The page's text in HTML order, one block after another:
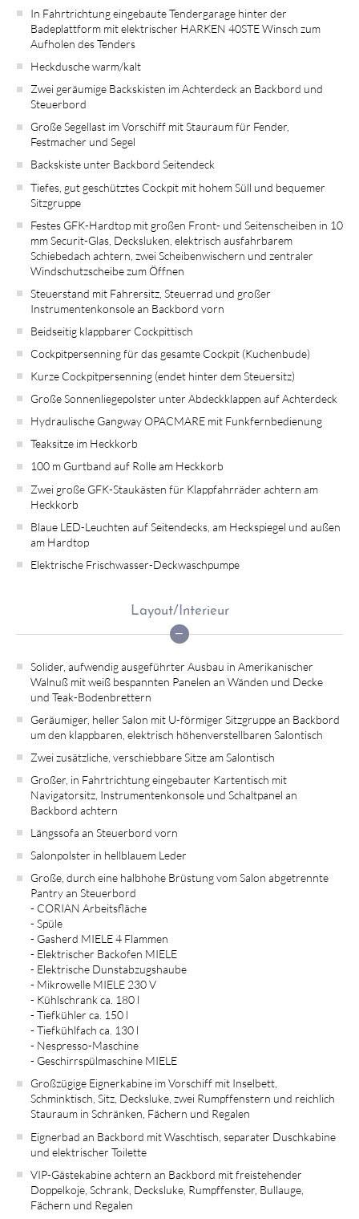
In Fahrtrichtung eingebaute Tendergarage hinter der
Badeplattform mit elektrischer HARKEN 40STE Winsch zum
Aufholen des Tenders
Heckdusche warm/kalt
Zwei geräumige Backskisten im Achterdeck an Backbord und
Steuerbord
Große Segellast im Vorschiff mit Stauraum für Fender,
Festmacher und Segel
Backskiste unter Backbord Seitendeck
Tiefes, gut geschütztes Cockpit mit hohem Süll und bequemer
Sitzgruppe
Festes GFK-Hardtop mit großen Front- und Seitenscheiben in 10
mm Securit-Glas, Decksluken, elektrisch ausfahrbarem
Schiebedach achtern, zwei Scheibenwischern und zentraler
Windschutzscheibe zum Öffnen
Steuerstand mit Fahrersitz, Steuerrad und großer
Instrumentenkonsole an Backbord vorn
Beidseitig klappbarer Cockpittisch
Cockpitpersenning für das gesamte Cockpit (Kuchenbude)
Kurze Cockpitpersenning (endet hinter dem Steuersitz)
Große Sonnenliegepolster unter Abdeckklappen auf Achterdeck
Hydraulische Gangway OPACMARE mit Funkfernbedienung
Teaksitze im Heckkorb
100 m Gurtband auf Rolle am Heckkorb
Zwei große GFK-Staukästen für Klappfahrräder achtern am
Heckkorb
Blaue LED-Leuchten auf Seitendecks, am Heckspiegel und außen
am Hardtop
Elektrische Frischwasser-Deckwaschpumpe
Layout/Interieur
Solider, aufwendig ausgeführter Ausbau in Amerikanischer
Walnuß mit weiß bespannten Panelen an Wänden und Decke
und Teak-Bodenbrettern
Geräumiger, heller Salon mit U-förmiger Sitzgruppe an Backbord
um den klappbaren, elektrisch höhenverstellbaren Salontisch
Zwei zusätzliche, verschiebbare Sitze am Salontisch
Großer, in Fahrtrichtung eingebauter Kartentisch mit
Navigatorsitz, Instrumentenkonsole und Schaltpanel an
Backbord achtern
Längssofa an Steuerbord vorn
Salonpolster in hellblauem Leder
Große, durch eine halbhohe Brüstung vom Salon abgetrennte
Pantry an Steuerbord
- CORIAN Arbeitsfläche
- Spüle
- Gasherd MIELE 4 Flammen
- Elektrischer Backofen MIELE
- Elektrische Dunstabzugshaube
- Mikrowelle MIELE 230 V
- Kühlschrank ca. 180 l
- Tiefkühler ca. 150 l
- Tiefkühlfach ca. 130 l
- Nespresso-Maschine
- Geschirrspülmaschine MIELE
Großzügige Eignerkabine im Vorschiff mit Inselbett,
Schminktisch, Sitz, Decksluke, zwei Rumpffenstern und reichlich
Stauraum in Schränken, Fächern und Regalen
Eignerbad an Backbord mit Waschtisch, separater Duschkabine
und elektrischer Toilette
VIP-Gästekabine achtern an Backbord mit freistehender
Doppelkoje, Schrank, Decksluke, Rumpffenster, Bullauge,
Fächern und Regalen